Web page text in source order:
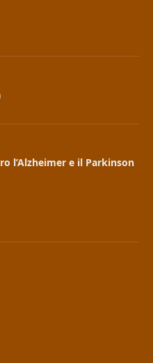
l’Alzheimer e il Parkinson